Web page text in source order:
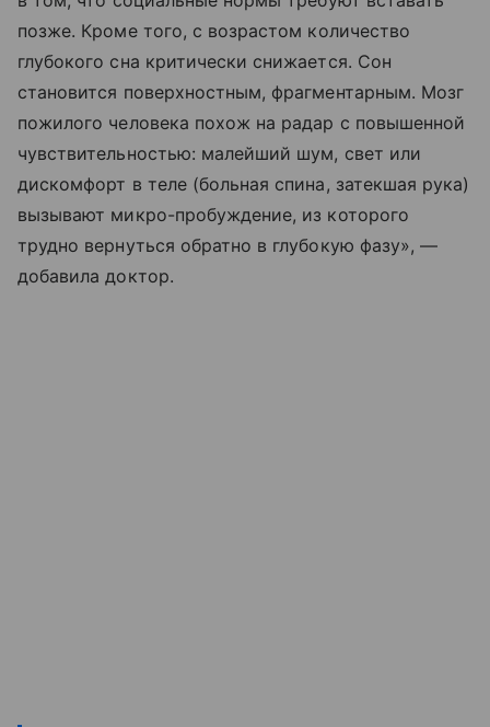
позже. Кроме того, с возрастом количество
глубокого сна критически снижается. Сон
становится поверхностным, фрагментарным. Мозг
пожилого человека похож на радар с повышенной
чувствительностью: малейший шум, свет или
дискомфорт в теле (больная спина, затекшая рука)
вызывают микро-пробуждение, из которого
трудно вернуться обратно в глубокую фазу», —
добавила доктор.